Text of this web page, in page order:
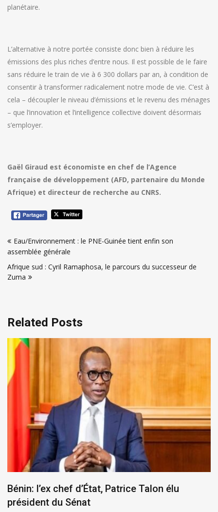
planétaire.
L’alternative à notre portée consiste donc bien à réduire les
émissions des plus riches d’entre nous. Il est possible de le faire
sans réduire le train de vie à 6 300 dollars par an, à condition de
consentir à transformer radicalement notre mode de vie. C’est à
cela – découpler le niveau d’émissions et le revenu des ménages
– que l’innovation et l’intelligence collective doivent désormais
s’employer.
Gaël Giraud est économiste en chef de l’Agence
française de développement (AFD, partenaire du Monde
Afrique) et directeur de recherche au CNRS.
de
l’article
Eau/Environnement : le PNE-Guinée tient enfin son
assemblée générale
Afrique sud : Cyril Ramaphosa, le parcours du successeur de
Zuma
Related Posts
Bénin: l’ex chef d’État, Patrice Talon élu
président du Sénat